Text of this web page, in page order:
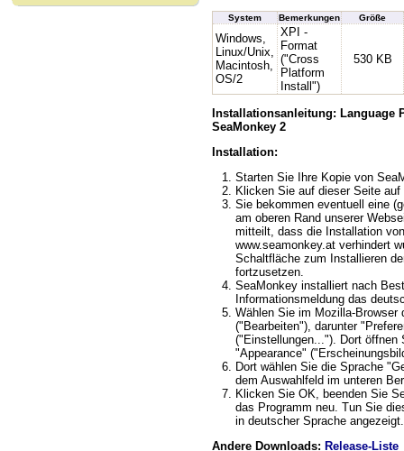
System Bemerkungen Größe
Windows,
Linux/Unix,
Macintosh,
OS/2
XPI -
Format
("Cross
Platform
Install")
530 KB
Installationsanleitung: Language
SeaMonkey 2
Installation:
Starten Sie Ihre Kopie von
Klicken Sie auf dieser Seite
Sie bekommen eventuell eine
am oberen Rand unserer
mitteilt, dass die Installation
www.seamonkey.at verhindert
Schaltfläche zum Installieren
fortzusetzen.
SeaMonkey installiert nach
Informationsmeldung das
Wählen Sie im Mozilla-Browser
("Bearbeiten"), darunter
("Einstellungen..."). Dort öffnen
"Appearance"
Dort wählen Sie die Sprache
dem Auswahlfeld im unteren
Klicken Sie OK, beenden Sie
das Programm neu. Tun Sie
in deutscher Sprache angezeigt.
Andere Downloads: Release-Liste